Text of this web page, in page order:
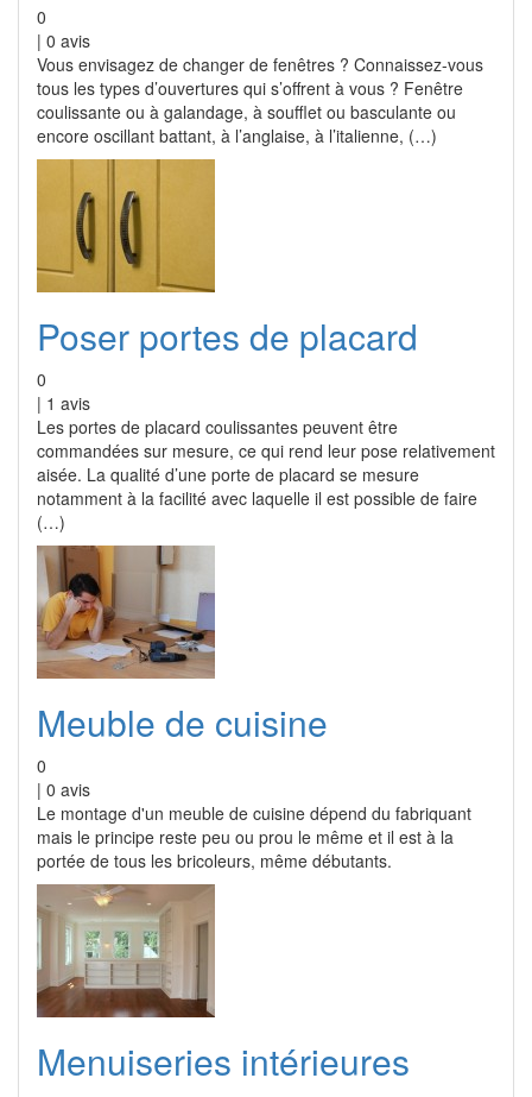
0
| 0 avis
Vous envisagez de changer de fenêtres ? Connaissez-vous
tous les types d’ouvertures qui s’offrent à vous ? Fenêtre
coulissante ou à galandage, à soufflet ou basculante ou
encore oscillant battant, à l’anglaise, à l’italienne, (…)
Poser portes de placard
0
| 1 avis
Les portes de placard coulissantes peuvent être
commandées sur mesure, ce qui rend leur pose relativement
aisée. La qualité d’une porte de placard se mesure
notamment à la facilité avec laquelle il est possible de faire
(…)
Meuble de cuisine
0
| 0 avis
Le montage d'un meuble de cuisine dépend du fabriquant
mais le principe reste peu ou prou le même et il est à la
portée de tous les bricoleurs, même débutants.
Menuiseries intérieures